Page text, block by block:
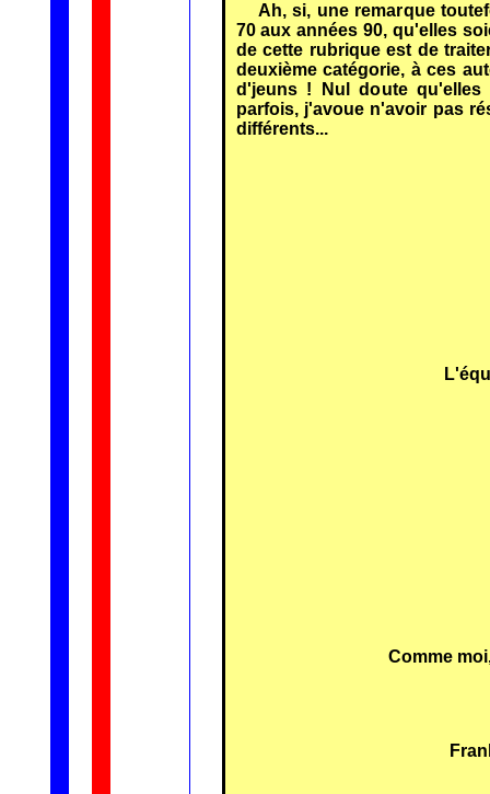
Ah, si, une remarque
70 aux années 90, qu'elles
de cette rubrique est de
deuxième catégorie, à ces
d'jeuns ! Nul doute qu'elles
parfois, j'avoue n'avoir pas
différents...
Comme